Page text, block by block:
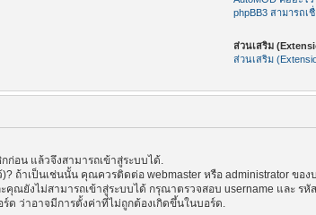
phpBB3 สามารถเ
ส่วนเสริม
ส่วนเสริม
อน แล้วจึงสามารถเข้าสู่ระบบได้.
ถ้าเป็นเช่นนั้น คุณควรติดต่อ webmaster หรือ administrator ของ
ยังไม่สามารถเข้าสู่ระบบได้ กรุณาตรวจสอบ username และ รหั
ด ว่าอาจมีการตั้งค่าที่ไม่ถูกต้องเกิดขึ้นในบอร์ด.